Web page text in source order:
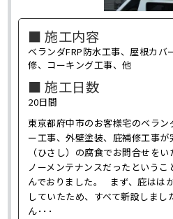
■ 施工内容
ベランダFRP防水工事、屋根カバ
修、コーキング工事、他
■ 施工日数
20日間
東京都府中市のお客様宅のベラ
ー工事、外壁塗装、庇補修工事
（ひさし）の腐食でお問合せを
ノーメンテナンスだったという
んでおりました。 まず、庇はは
していたため、すべて新設しま
ん･･･